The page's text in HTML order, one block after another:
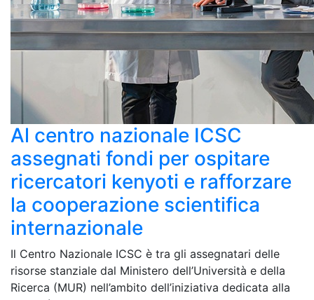
Al centro nazionale ICSC
assegnati fondi per ospitare
ricercatori kenyoti e rafforzare
la cooperazione scientifica
internazionale
Il Centro Nazionale ICSC è tra gli assegnatari delle
risorse stanziale dal Ministero dell’Università e della
Ricerca (MUR) nell’ambito dell’iniziativa dedicata alla